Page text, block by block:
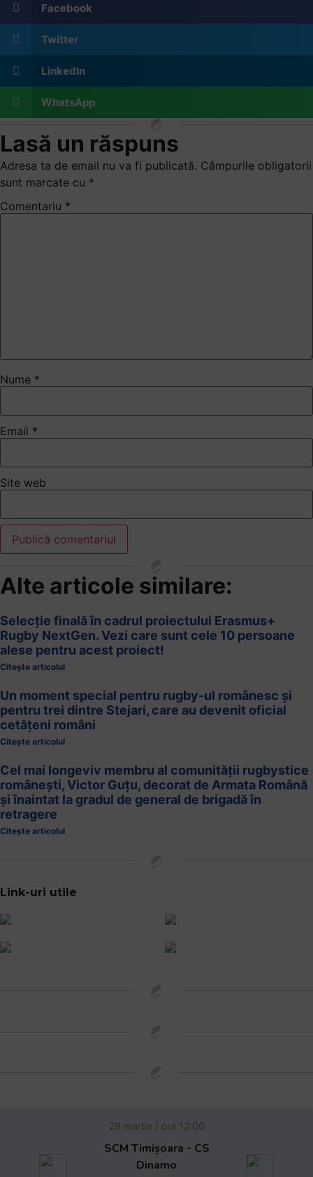
Facebook
Twitter
LinkedIn
WhatsApp
Lasă un răspuns
Adresa ta de email nu va fi publicată. Câmpurile obligatorii
sunt marcate cu *
Comentariu *
Nume *
Email *
Site web
Alte articole similare:
Selecție finală în cadrul proiectului Erasmus+
Rugby NextGen. Vezi care sunt cele 10 persoane
alese pentru acest proiect!
Citește articolul
Un moment special pentru rugby-ul românesc și
pentru trei dintre Stejari, care au devenit oficial
cetățeni români
Citește articolul
Cel mai longeviv membru al comunității rugbystice
românești, Victor Guțu, decorat de Armata Română
și înaintat la gradul de general de brigadă în
retragere
Citește articolul
Link-uri utile
29 martie | ora 12:00
SCM Timișoara - CS
Dinamo